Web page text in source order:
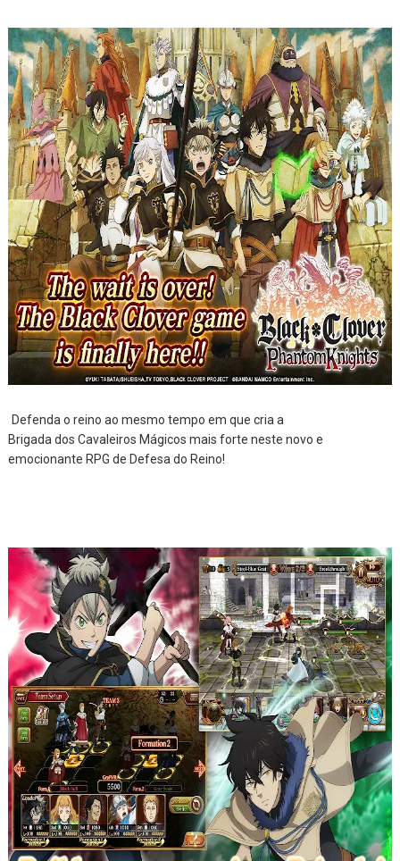
Defenda o reino ao mesmo tempo em que cria a
Brigada dos Cavaleiros Mágicos mais forte neste novo e
emocionante RPG de Defesa do Reino!